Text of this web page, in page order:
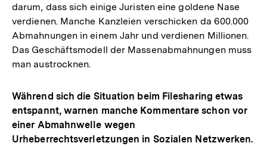
darum, dass sich einige Juristen eine goldene Nase
verdienen. Manche Kanzleien verschicken da 600.000
Abmahnungen in einem Jahr und verdienen Millionen.
Das Geschäftsmodell der Massenabmahnungen muss
man austrocknen.
Während sich die Situation beim Filesharing etwas
entspannt, warnen manche Kommentare schon vor
einer Abmahnwelle wegen
Urheberrechtsverletzungen in Sozialen Netzwerken.